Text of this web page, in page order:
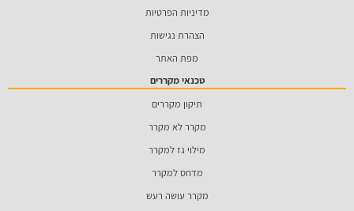
מדיניות הפרטיות
הצהרת נגישות
מפת האתר
טכנאי מקררים
תיקון מקררים
מקרר לא מקרר
מילוי גז למקרר
מדחס למקרר
מקרר עושה רעש